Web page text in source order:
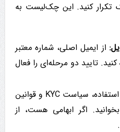
تکرار کنید. این چک‌لیست به
از ایمیل اصلی، شماره معتبر
تایید دو مرحله‌ای را فعال
شرایط استفاده، سیاست KYC و قوانین
اگر ابهامی هست، از